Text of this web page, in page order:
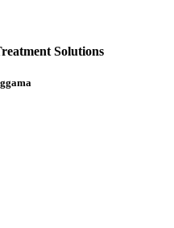
Solutions